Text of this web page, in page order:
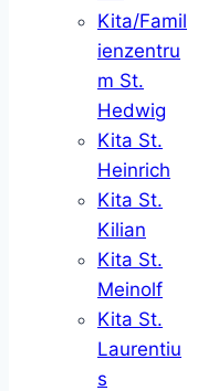
Kita/Famil
ienzentru
m St.
Hedwig
Kita St.
Heinrich
Kita St.
Kilian
Kita St.
Meinolf
Kita St.
Laurentiu
s